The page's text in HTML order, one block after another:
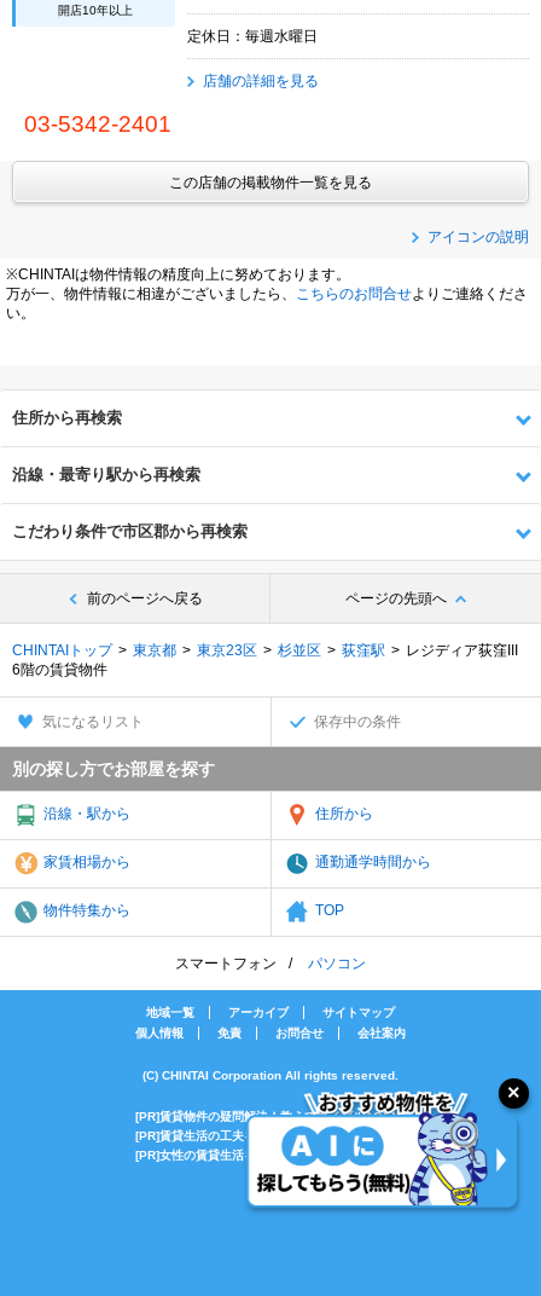
開店10年以上
定休日：毎週水曜日
店舗の詳細を見る
03-5342-2401
この店舗の掲載物件一覧を見る
アイコンの説明
※CHINTAIは物件情報の精度向上に努めております。
万が一、物件情報に相違がございましたら、
こちらのお問合せよりご連絡くださ
い。
住所から再検索
沿線・最寄り駅から再検索
こだわり条件で市区郡から再検索
前のページへ戻る ページの先頭へ
CHINTAIトップ 東京都 東京23区 杉並区 荻窪駅
レジディア荻窪III
6階の賃貸物件
気になるリスト 保存中の条件
別の探し方でお部屋を探す
沿線・駅から 住所から
家賃相場から 通勤通学時間から
物件特集から TOP
スマートフォン パソコン
地域一覧 アーカイブ
サイトマップ
個人情報
免責 お問合せ 会社案内
(C) CHINTAI Corporation All rights reserved.
[PR]賃貸物件の疑問解決！教えてエイブルAGENT
[PR]賃貸生活の工夫を紹介！CHINTAI情報局
[PR]女性の賃貸生活を応援！Woman.CHINTAI